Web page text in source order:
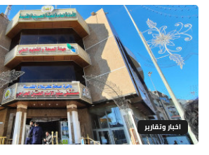
اخبار وتقارير